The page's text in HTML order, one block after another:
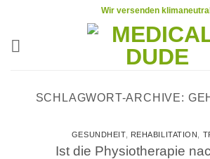
springen
Wir versenden
SCHLAGWORT-ARCHIVE:
GESUNDHEIT, REHABILITATION
Ist die Physiotherapie